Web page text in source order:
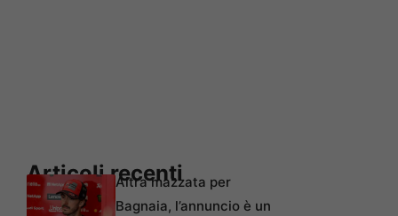
Articoli recenti
Altra mazzata per
Bagnaia, l’annuncio è un